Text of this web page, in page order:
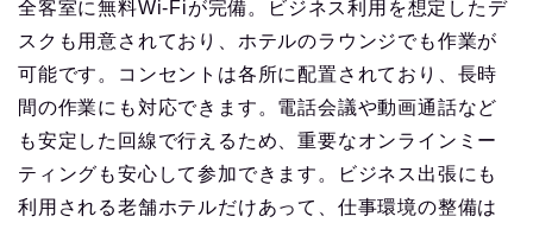
全客室に無料Wi-Fiが完備。ビジネス利用を想定したデ
スクも用意されており、ホテルのラウンジでも作業が
可能です。コンセントは各所に配置されており、長時
間の作業にも対応できます。電話会議や動画通話など
も安定した回線で行えるため、重要なオンラインミー
ティングも安心して参加できます。ビジネス出張にも
利用される老舗ホテルだけあって、仕事環境の整備は